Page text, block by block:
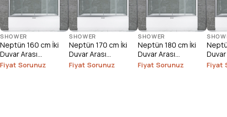
SHOWER
Neptün 160 cm İki
Duvar Arası
Duşakabin
Fiyat Sorunuz
SHOWER
Neptün 170 cm İki
Duvar Arası
Duşakabin
Fiyat Sorunuz
SHOWER
Neptün 180 cm İki
Duvar Arası
Duşakabin
Fiyat Sorunuz
Duvar
Fiyat